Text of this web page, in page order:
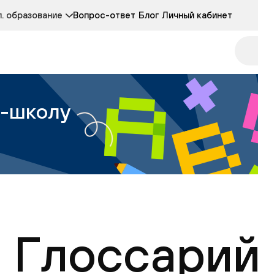
образование
по чтению
Вопрос-ответ Блог Личный кабинет
школу
Глоссарий